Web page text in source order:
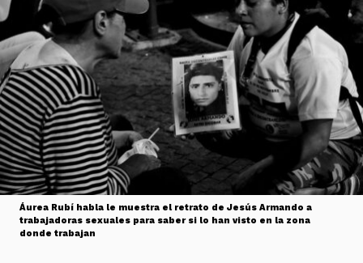
Áurea Rubí habla le muestra el retrato de Jesús Armando a
trabajadoras sexuales para saber si lo han visto en la zona
donde trabajan